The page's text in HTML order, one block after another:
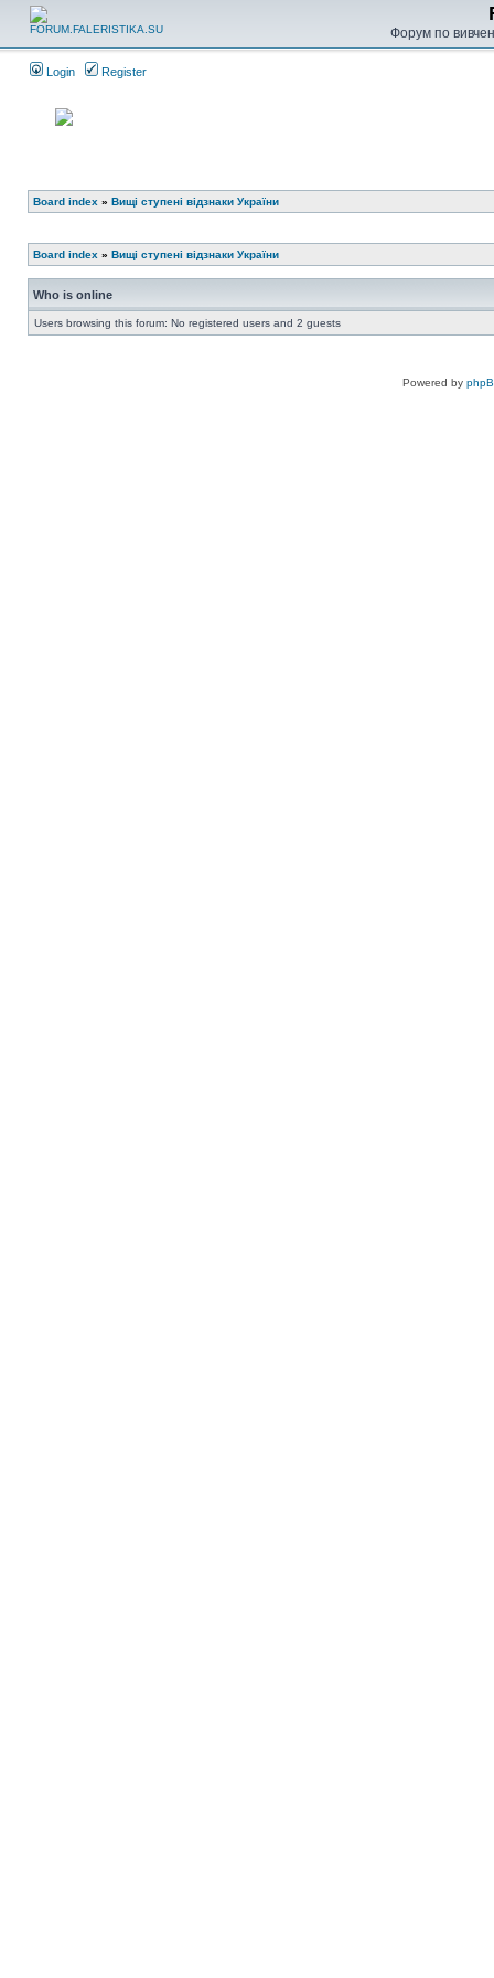
Форум по
Login Register
Board index » Вищі ступені відзнаки України
Board index » Вищі ступені відзнаки України
Who is online
Users browsing this forum: No registered users and 2 guests
Powered by